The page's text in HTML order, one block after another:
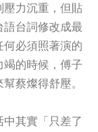
壓力沉重，但貼
台詞修改成最
何必須照著演的
的時候，傅子
蔡燦得舒壓。
其實「只差了